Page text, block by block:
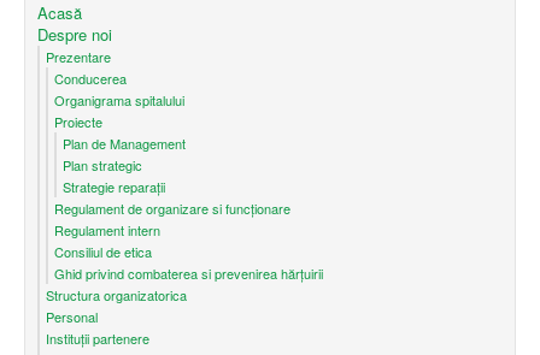
Acasă
Despre noi
Prezentare
Conducerea
Organigrama spitalului
Proiecte
Plan de Management
Plan strategic
Strategie reparații
Regulament de organizare si funcționare
Regulament intern
Consiliul de etica
Ghid privind combaterea si prevenirea hărțuirii
Structura organizatorica
Personal
Instituții partenere